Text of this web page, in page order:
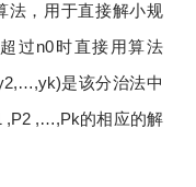
法，用于直接解小规
过n0时直接用算法
是该分治法中
,P2 ,…,Pk的相应的解